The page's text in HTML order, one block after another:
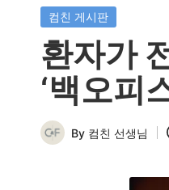
와
스
마
트
폰
Posted
컴친 게시판
환자가
‘백오피
Posted
By 컴친 선생님